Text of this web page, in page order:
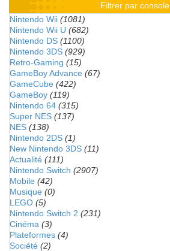
Filtrer par console
Nintendo Wii (1081)
Nintendo Wii U (682)
Nintendo DS (1100)
Nintendo 3DS (929)
Retro-Gaming (15)
GameBoy Advance (67)
GameCube (422)
GameBoy (119)
Nintendo 64 (315)
Super NES (137)
NES (138)
Nintendo 2DS (1)
New Nintendo 3DS (11)
Actualité (111)
Nintendo Switch (2907)
Mobile (42)
Musique (0)
LEGO (5)
Nintendo Switch 2 (231)
Cinéma (3)
Plateformes (4)
Société (2)